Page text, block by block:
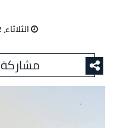
الثلاثاء، 12 مايو 2026 09:19 م
مشاركة